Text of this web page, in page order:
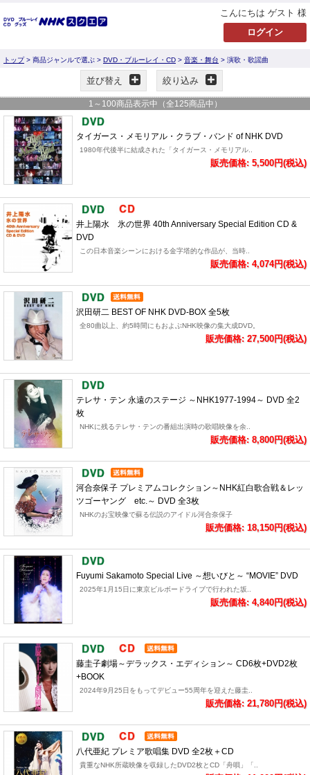
こんにちは ゲスト 様
トップ> 商品ジャンルで選ぶ > DVD・ブルーレイ・CD > 音楽・舞台 > 演歌・歌謡曲
並び替え 絞り込み
1 ～ 100商品表示中（全125商品中）
タイガース・メモリアル・クラブ・バンド of NHK DVD
1980年代後半に結成された「タイガース・メモリアル..
販売価格: 5,500円(税込)
井上陽水 氷の世界 40th Anniversary Special Edition CD &
DVD
この日本音楽シーンにおける金字塔的な作品が、当時..
販売価格: 4,074円(税込)
沢田研二 BEST OF NHK DVD-BOX 全5枚
全80曲以上、約5時間にもおよぶNHK映像の集大成DVD。
販売価格: 27,500円(税込)
テレサ・テン 永遠のステージ ～NHK1977-1994～ DVD 全2
枚
NHKに残るテレサ・テンの番組出演時の歌唱映像を余..
販売価格: 8,800円(税込)
河合奈保子 プレミアムコレクション～NHK紅白歌合戦＆レッ
ツゴーヤング etc.～ DVD 全3枚
NHKのお宝映像で蘇る伝説のアイドル河合奈保子
販売価格: 18,150円(税込)
Fuyumi Sakamoto Special Live ～想いびと～ “MOVIE” DVD
2025年1月15日に東京ビルボードライブで行われた坂..
販売価格: 4,840円(税込)
藤圭子劇場～デラックス・エディション～ CD6枚+DVD2枚
+BOOK
2024年9月25日をもってデビュー55周年を迎えた藤圭..
販売価格: 21,780円(税込)
八代亜紀 プレミア歌唱集 DVD 全2枚＋CD
貴重なNHK所蔵映像を収録したDVD2枚とCD「舟唄」「..